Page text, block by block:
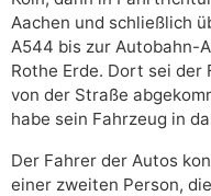
Aachen und schließlich
A544 bis zur Autobahn-
Rothe Erde. Dort sei der
von der Straße
habe sein Fahrzeug in
Der Fahrer der Autos
einer zweiten Person,